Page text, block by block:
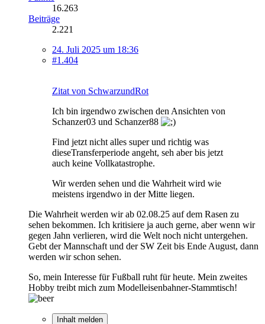
16.263
Beiträge
2.221
24. Juli 2025 um 18:36
#1.404
Zitat von SchwarzundRot
Ich bin irgendwo zwischen den Ansichten von
Schanzer03 und Schanzer88
Find jetzt nicht alles super und richtig was
dieseTransferperiode angeht, seh aber bis jetzt
auch keine Vollkatastrophe.
Wir werden sehen und die Wahrheit wird wie
meistens irgendwo in der Mitte liegen.
Die Wahrheit werden wir ab 02.08.25 auf dem Rasen zu
sehen bekommen. Ich kritisiere ja auch gerne, aber wenn wir
gegen Jahn verlieren, wird die Welt noch nicht untergehen.
Gebt der Mannschaft und der SW Zeit bis Ende August, dann
werden wir schon sehen.
So, mein Interesse für Fußball ruht für heute. Mein zweites
Hobby treibt mich zum Modelleisenbahner-Stammtisch!
Inhalt melden